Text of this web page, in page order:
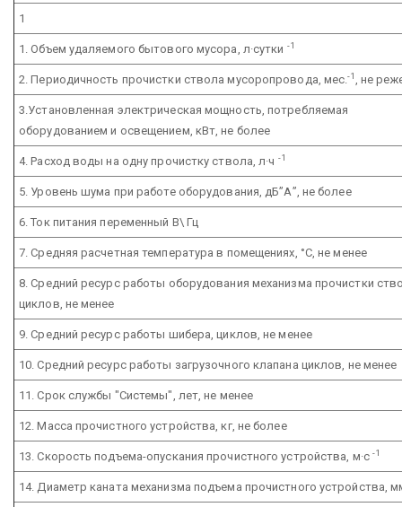
1
1. Объем удаляемого бытового мусора, л·сутки -1
2. Периодичность прочистки ствола мусоропровода, мес.-1 , не
3.Установленная электрическая мощность, потребляемая
оборудованием и освещением, кВт, не более
4. Расход воды на одну прочистку ствола, л·ч -1
5. Уровень шума при работе оборудования, дБ”А”, не более
6. Ток питания переменный В\ Гц
7. Средняя расчетная температура в помещениях, °С, не менее
8. Средний ресурс работы оборудования механизма прочистки
циклов, не менее
9. Средний ресурс работы шибера, циклов, не менее
10. Средний ресурс работы загрузочного клапана циклов, не менее
11. Срок службы "Системы", лет, не менее
12. Масса прочистного устройства, кг, не более
13. Скорость подъема-опускания прочистного устройства, м·с -1
14. Диаметр каната механизма подъема прочистного устройства,